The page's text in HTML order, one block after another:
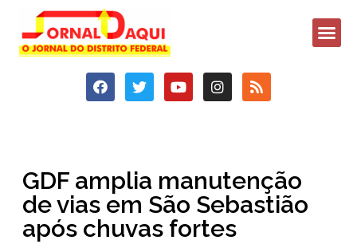
GDF amplia manutenção
de vias em São Sebastião
após chuvas fortes